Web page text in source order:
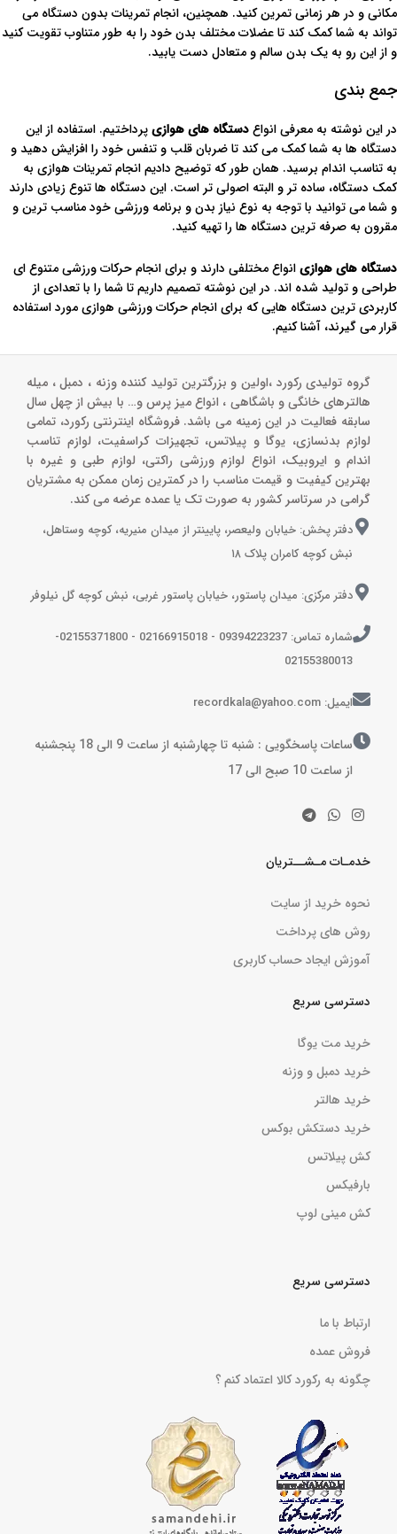
مکانی و در هر زمانی تمرین کنید. همچنین، انجام تمرینات بدون دستگاه می
تواند به شما کمک کند تا عضلات مختلف بدن خود را به طور متناوب تقویت کنید
و از این رو به یک بدن سالم و متعادل دست یابید.
جمع بندی
در این نوشته به معرفی انواعدستگاه های هوازیپرداختیم. استفاده از این
دستگاه ها به شما کمک می کند تا ضربان قلب و تنفس خود را افزایش دهید و
به تناسب اندام برسید. همان طور که توضیح دادیم انجام تمرینات هوازی به
کمک دستگاه، ساده تر و البته اصولی تر است. این دستگاه ها تنوع زیادی دارند
و شما می توانید با توجه به نوع نیاز بدن و برنامه ورزشی خود مناسب ترین و
مقرون به صرفه ترین دستگاه ها را تهیه کنید.
دستگاه های هوازیانواع مختلفی دارند و برای انجام حرکات ورزشی متنوع ای
طراحی و تولید شده اند. در این نوشته تصمیم داریم تا شما را با تعدادی از
کاربردی ترین دستگاه هایی که برای انجام حرکات ورزشی هوازی مورد استفاده
قرار می گیرند، آشنا کنیم.
دسترسی سریع
ارتباط با ما
فروش عمده
چگونه به رکورد کالا اعتماد کنم ؟
خدمـات مـشــتریان
نحوه خرید از سایت
روش های پرداخت
آموزش ایجاد حساب کاربری
دسترسی سریع
خرید مت یوگا
خرید دمبل و وزنه
خرید هالتر
خرید دستکش بوکس
کش پیلاتس
بارفیکس
کش مینی لوپ
گروه تولیدی رکورد ،اولین و بزرگترین تولید کننده وزنه ، دمبل ، میله
هالترهای خانگی و باشگاهی ، انواع میز پرس و‌… با بیش از چهل سال
سابقه فعالیت در این زمینه می باشد. فروشگاه اینترنتی رکورد، تمامی
لوازم بدنسازی، یوگا و پیلاتس، تجهیزات کراسفیت، لوازم تناسب
اندام و ایروبیک، انواع لوازم ورزشی راکتی، لوازم طبی و غیره با
بهترین کیفیت و قیمت مناسب را در کمترین زمان ممکن به مشتریان
گرامی در سرتاسر کشور به صورت تک یا عمده عرضه می کند.
دفتر پخش: خیابان ولیعصر، پایینتر از میدان منیریه، کوچه وستاهل،
نبش کوچه کامران پلاک ۱۸
دفتر مرکزی: میدان پاستور، خیابان پاستور غربی، نبش کوچه گل نیلوفر
شماره تماس: 09394223237 - 02166915018 - 02155371800-
02155380013
ایمیل: recordkala@yahoo.com
ساعات پاسخگویی : شنبه تا چهارشنبه از ساعت 9 الی 18 پنجشنبه
از ساعت 10 صبح الی 17